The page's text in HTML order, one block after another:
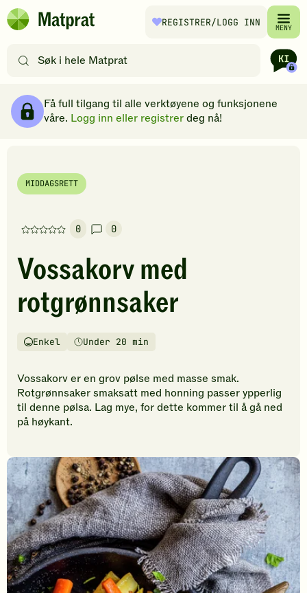
Hopp til hovedinnhold
Matprat
REGISTRER/LOGG INN MENY
etter
filtre
Få full tilgang til alle verktøyene og funksjonene
våre. Logg inn eller registrerdeg nå!
MIDDAGSRETT
0
Denne
har
foreløpig
ingen
vurderinger.
den
til
å
vurdere
denne
oppskriften.
0
Vossakorv med
rotgrønnsaker
Vanskelighetsgrad
Enkel
TilberedningstidUnder 20 min
Vossakorv er en grov pølse med masse smak.
Rotgrønnsaker smaksatt med honning passer ypperlig
til denne pølsa. Lag mye, for dette kommer til å gå ned
på høykant.